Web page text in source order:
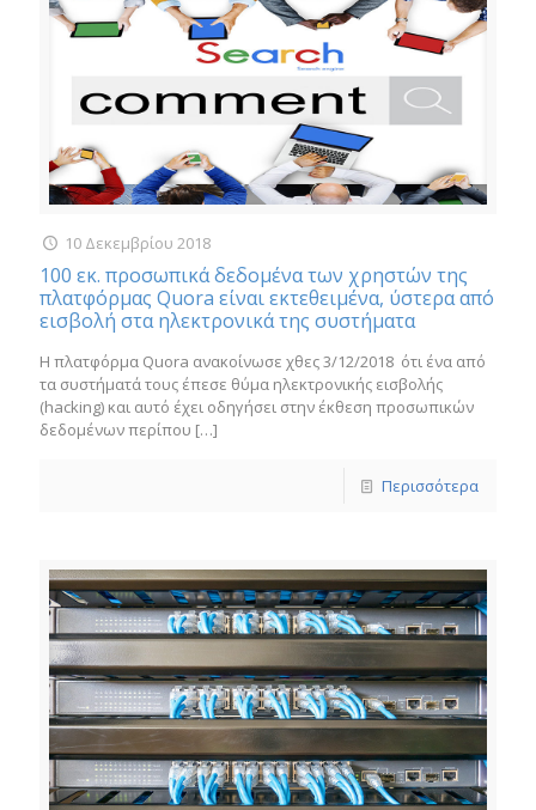
10 Δεκεμβρίου 2018
100 εκ. προσωπικά δεδομένα των χρηστών της
πλατφόρμας Quora είναι εκτεθειμένα, ύστερα από
εισβολή στα ηλεκτρονικά της συστήματα
H πλατφόρμα Quora ανακοίνωσε χθες 3/12/2018 ότι ένα από
τα συστήματά τους έπεσε θύμα ηλεκτρονικής εισβολής
(hacking) και αυτό έχει οδηγήσει στην έκθεση προσωπικών
δεδομένων περίπου […]
Περισσότερα